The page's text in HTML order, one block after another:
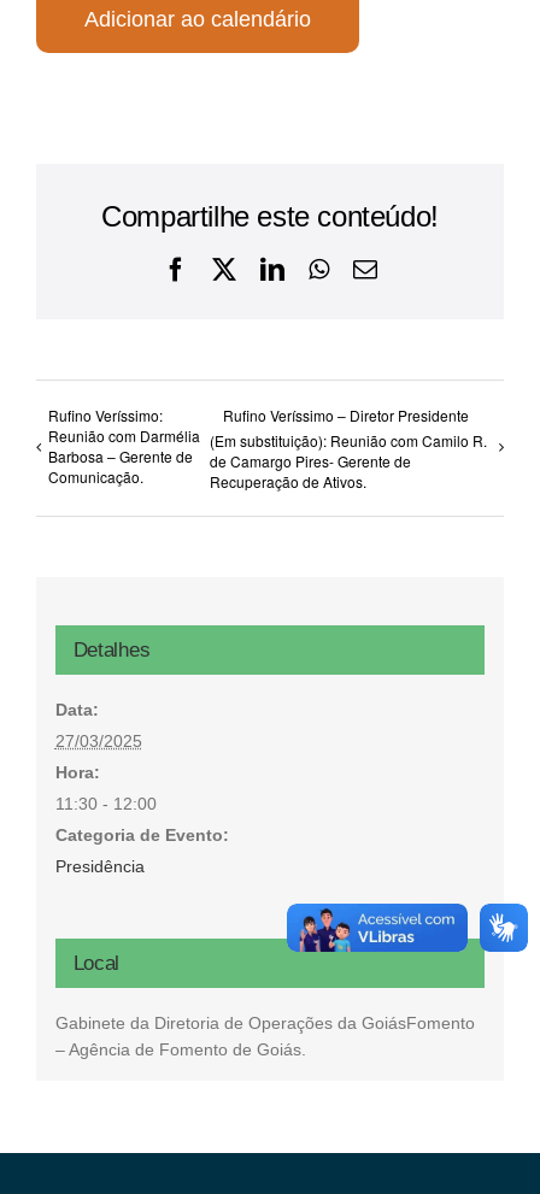
Adicionar ao calendário
Compartilhe este conteúdo!
Facebook
X LinkedInWhatsApp
E-
Rufino Veríssimo:
Reunião com Darmélia
Barbosa – Gerente de
Comunicação.
Rufino Veríssimo – Diretor Presidente
(Em substituição): Reunião com Camilo R.
de Camargo Pires- Gerente de
Recuperação de Ativos.
Detalhes
Data:
27/03/2025
Hora:
11:30 - 12:00
Categoria de Evento:
Presidência
Local
Gabinete da Diretoria de Operações da GoiásFomento
– Agência de Fomento de Goiás.